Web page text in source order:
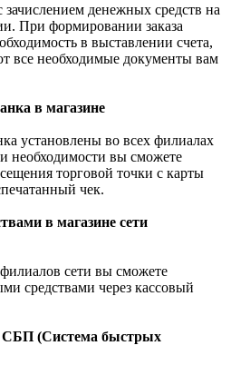
денежных средств на
При формировании заказа
в выставлении счета,
все необходимые документы вам
в магазине
установлены во всех филиалах
вы сможете
торговой точки с карты
чек.
в магазине сети
сети вы сможете
средствами через кассовый
СБП (Система быстрых